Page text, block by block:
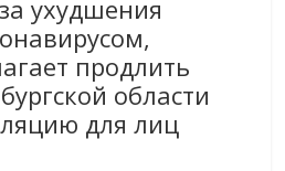
ухудшения
продлить
области
для лиц